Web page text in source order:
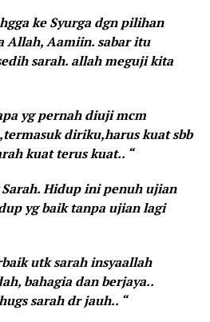
ke Syurga dgn pilihan
Allah, Aamiin. sabar itu
sarah. allah meguji kita
yg pernah diuji mcm
diriku,harus kuat sbb
kuat terus kuat.. “
Sarah. Hidup ini penuh ujian
yg baik tanpa ujian lagi
utk sarah insyaallah
bahagia dan berjaya..
sarah dr jauh.. “